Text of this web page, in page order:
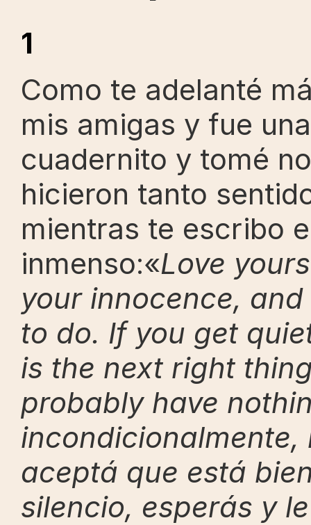
1
Como te adelanté
mis amigas y fue
cuadernito y tomé
hicieron tanto
mientras te escribo
inmenso:«Love
your innocence,
to do. If you get
is the next right
probably have
aceptá que está
silencio, esperás y